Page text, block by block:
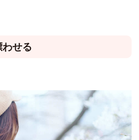
せる